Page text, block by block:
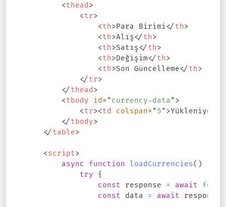
<thead >
<tr>
<th>Para Birimi</th>
<th>Alış</th>
<th>Satış</th>
<th>Değişim</th>
<th>Son Güncelleme</th>
</tr>
</thead >
<tbody id = "currency-data">
<tr><td colspan= "5">
</tbody>
</table>
<script>
async
function loadCurrencies( )
{
try
{
const response = await fetch
const data = await response